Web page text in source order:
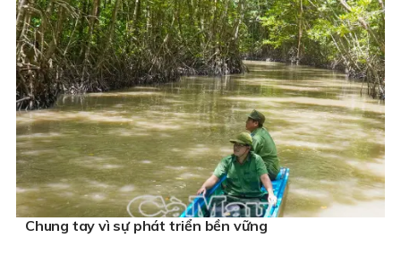
Chung tay vì sự phát triển bền vững